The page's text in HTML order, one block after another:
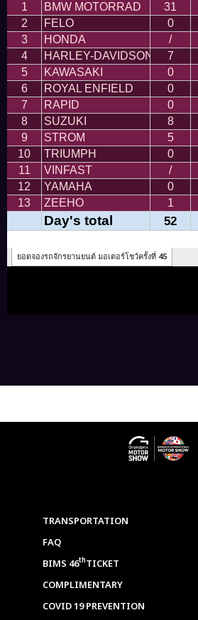
TRANSPORTATION
FAQ
BIMS 46thTICKET
COMPLIMENTARY
COVID 19 PREVENTION